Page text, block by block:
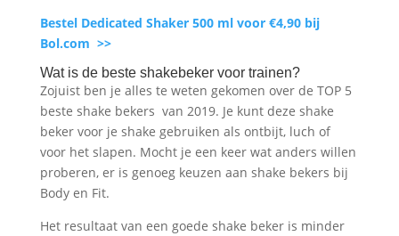
Bestel Dedicated Shaker 500 ml voor €4,90 bij
Bol.com >>
Wat is de beste shakebeker voor trainen?
Zojuist ben je alles te weten gekomen over de TOP 5
beste shake bekers van 2019. Je kunt deze shake
beker voor je shake gebruiken als ontbijt, luch of
voor het slapen. Mocht je een keer wat anders willen
proberen, er is genoeg keuzen aan shake bekers bij
Body en Fit.
Het resultaat van een goede shake beker is minder